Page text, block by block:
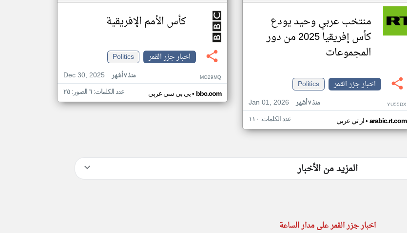
منتخب عربي وحيد يودع
كأس إفريقيا 2025 من دور
المجموعات
اخبار جزر القمر
Politics
Jan 01, 2026
منذ ٧ أشهر YU55DX
ار تي عربي• arabic.rt.com عدد الكلمات: ١١٠
كأس الأمم الإفريقية
اخبار جزر القمر
Politics
Dec 30, 2025
منذ ٧ أشهر MO29MQ
بي بي سي عربي• bbc.com عدد الكلمات: ٦ الصور: ٢٥
المزيد من الأخبار
اخبار جزر القمر على مدار الساعة